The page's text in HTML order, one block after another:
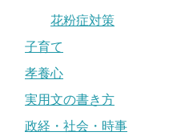
花粉症対策
子育て
孝養心
実用文の書き方
政経・社会・時事